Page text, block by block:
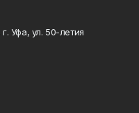
Уфа, ул. 50-летия